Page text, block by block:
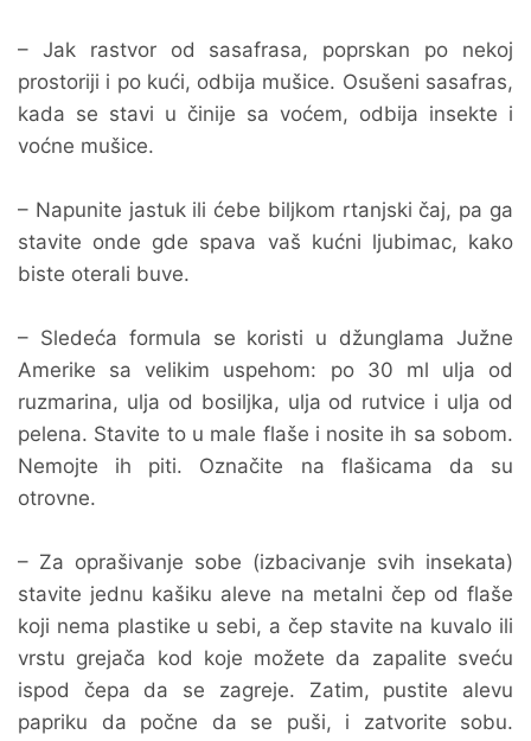
– Jak rastvor od sasafrasa, poprskan po nekoj
prostoriji i po kući, odbija mušice. Osušeni sasafras,
kada se stavi u činije sa voćem, odbija insekte i
voćne mušice.
– Napunite jastuk ili ćebe biljkom rtanjski čaj, pa ga
stavite onde gde spava vaš kućni ljubimac, kako
biste oterali buve.
– Sledeća formula se koristi u džunglama Južne
Amerike sa velikim uspehom: po 30 ml ulja od
ruzmarina, ulja od bosiljka, ulja od rutvice i ulja od
pelena. Stavite to u male flaše i nosite ih sa sobom.
Nemojte ih piti. Označite na flašicama da su
otrovne.
– Za oprašivanje sobe (izbacivanje svih insekata)
stavite jednu kašiku aleve na metalni čep od flaše
koji nema plastike u sebi, a čep stavite na kuvalo ili
vrstu grejača kod koje možete da zapalite sveću
ispod čepa da se zagreje. Zatim, pustite alevu
papriku da počne da se puši, i zatvorite sobu.